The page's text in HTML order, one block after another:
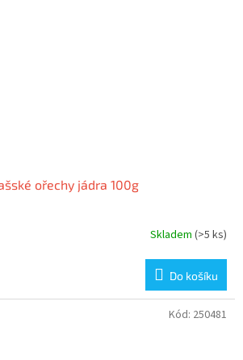
ořechy jádra 100g
Skladem (>5 ks)
Do košíku
Kód: 250481